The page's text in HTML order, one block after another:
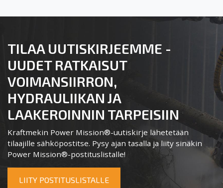
TILAA UUTISKIRJEEMME -
UUDET RATKAISUT
VOIMANSIIRRON,
HYDRAULIIKAN JA
LAAKEROINNIN TARPEISIIN
Kraftmekin Power Mission®-uutiskirje lähetetään
tilaajille sähköpostitse. Pysy ajan tasalla ja liity sinäkin
Power Mission®-postituslistalle!
LIITY POSTITUSLISTALLE